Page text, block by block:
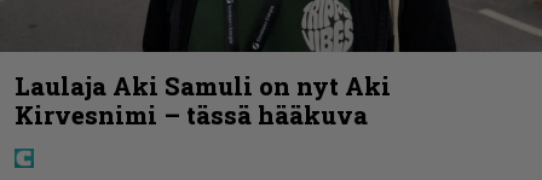
Laulaja Aki Samuli on nyt Aki
Kirvesnimi – tässä hääkuva